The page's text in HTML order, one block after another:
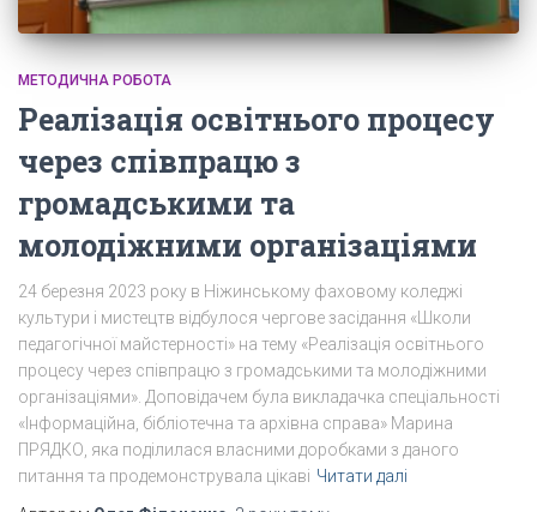
МЕТОДИЧНА РОБОТА
Реалізація освітнього процесу
через співпрацю з
громадськими та
молодіжними організаціями
24 березня 2023 року в Ніжинському фаховому коледжі
культури і мистецтв відбулося чергове засідання «Школи
педагогічної майстерності» на тему «Реалізація освітнього
процесу через співпрацю з громадськими та молодіжними
організаціями». Доповідачем була викладачка спеціальності
«Інформаційна, бібліотечна та архівна справа» Марина
ПРЯДКО, яка поділилася власними доробками з даного
питання та продемонструвала цікаві Читати далі